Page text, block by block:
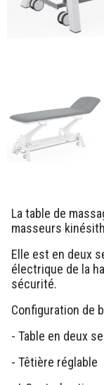
La table de
masseurs
Elle est en deux
électrique de la
sécurité.
Configuration de
- Table en deux
- Têtière réglable